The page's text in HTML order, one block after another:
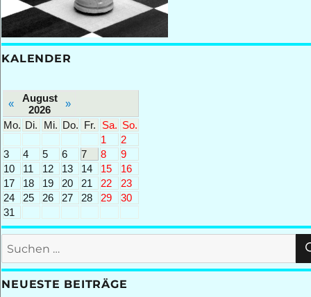
KALENDER
«
August
2026
»
Mo. Di. Mi. Do. Fr. Sa. So.
1
2
3
4 5 6 7 8
9
10
11 12 13 14 15
16
17
18 19 20 21 22
23
24
25 26 27 28 29
30
31
Suchen
nach:
NEUESTE BEITRÄGE